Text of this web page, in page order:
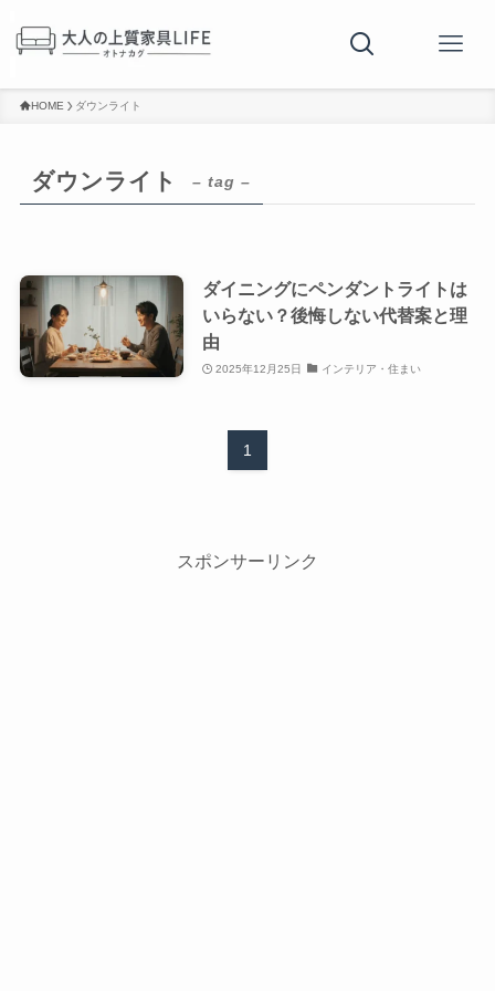
HOME ダウンライト
ダウンライト – tag –
ダイニングにペンダントライトは
いらない？後悔しない代替案と理
由
2025年12月25日 インテリア・住まい
1
スポンサーリンク